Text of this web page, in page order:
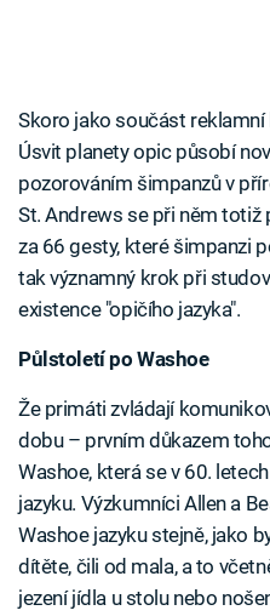
Skoro jako součást
Úsvit planety opic působí
pozorováním šimpanzů v
St. Andrews se při něm
za 66 gesty, které šimpanzi
tak významný krok při
existence "opičího jazyka".
Půlstoletí po Washoe
Že primáti zvládají
dobu – prvním důkazem
Washoe, která se v 60.
jazyku. Výzkumníci Allen a
Washoe jazyku stejně, jako
dítěte, čili od mala, a to
jezení jídla u stolu nebo